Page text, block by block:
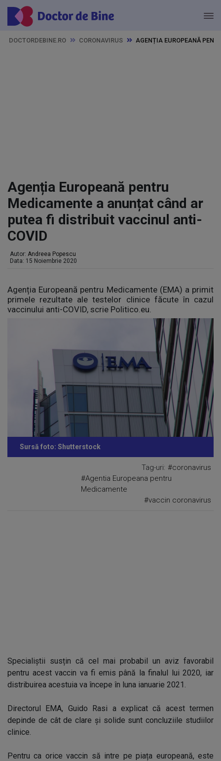
DOCTORDEBINE.RO CORONAVIRUS AGENȚIA EUROPEANĂ
Agenția Europeană pentru
Medicamente a anunțat când ar
putea fi distribuit vaccinul anti-
COVID
Autor: Andreea Popescu
Data: 15 Noiembrie 2020
Agenția Europeană pentru Medicamente (EMA) a primit
primele rezultate ale testelor clinice făcute în cazul
vaccinului anti-COVID, scrie Politico.eu.
Sursă foto: Shutterstock
Tag-uri: #coronavirus
#Agentia Europeana pentru
Medicamente
#vaccin coronavirus
Specialiștii susțin că cel mai probabil un aviz favorabil
pentru acest vaccin va fi emis până la finalul lui 2020, iar
distribuirea acestuia va începe în luna ianuarie 2021.
Directorul EMA, Guido Rasi a explicat că acest termen
depinde de cât de clare și solide sunt concluziile studiilor
clinice.
Pentru ca orice vaccin să intre pe piața europeană, este